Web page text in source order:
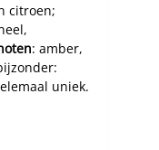
citroen;
: amber,
uniek.